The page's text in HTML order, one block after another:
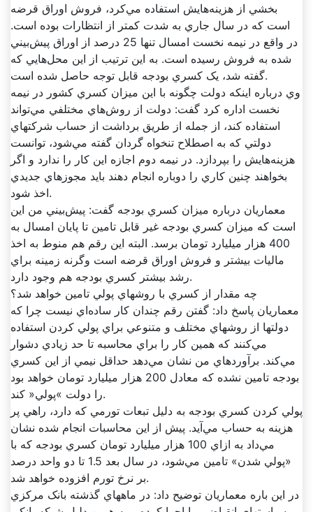
بخشي از هزينه‌هايش استفاده مي‌کرد، فروش اوراق قرضه
است که در سال جاري به شدت کمتر از انتظارات بوده است.
در واقع در نيمه نخست امسال تنها 25 درصد از اوراق پيش‌بيني
شده به فروش رسيده است. به اين ترتيب از اين محل‌هايي که
گفته شد، يک کسري بودجه قابل توجه حاصل شده است.
وي درباره اينکه دولت چگونه با اين ميزان کسري کشور در نيمه
نخست اداره کرد گفت: دولت از روش‌هاي مختلفي مي‌تواند
استفاده کند، از جمله از طريق برداشت از حساب شرکتهاي
دولتي که به اصطلاح تنخواه گردان گفته مي‌شود، توانست
هزينه‌هايش را بپردازد. در نيمه دوم اجازه اين کار را ندارد و اگر
بخواهند چنين کاري را دوباره انجام دهند بايد مجوزهاي جديدي
اخذ شود.
معماريان درباره ميزان کسري بودجه گفت: پيش‌بيني من اين
است که ميزان کسري بودجه غير قابل تامين تا پايان امسال به
400 هزار ميليارد تومان برسد. البته اين رقم هم منوط به اخذ
ماليات بيشتر و فروش اوراق قرضه است وگرنه زمينه براي
رشد بيشتر کسري بودجه هم وجود دارد.
چه مقدار از کسري با روشهاي پولي تامين خواهد شد؟
معماريان پاسخ داد: گفتن رقم چندان کار ساده‌اي نيست چرا که
دولتها از روشهاي مختلف و متنوعي براي پولي کردن استفاده
مي‌کنند که همين کار را براي محاسبه تا حد زيادي دشوار
مي‌کند. برآوردهاي من نشان مي‌دهد حداقل نيمي از اين کسري
بودجه تامين نشده که معادل 200 هزار ميليارد تومان خواهد بود
را دولت »پولي« کند.
پولي کردن کسري بودجه به دليل تبعات تورمي که دارد، راهي پر
هزينه به حساب مي‌آيد. پيش از اين محاسبات انجام شده نشان
مي‌داد به ازاي 100 هزار ميليارد تومان کسري بودجه که با
«پولي شدن» تامين مي‌شود، در سال بعد 1.5 تا دو واحد درصد
بر نرخ تورم افزوده خواهد شد.
در اين باره معماريان توضيح داد: در ماههاي گذشته بانک مرکزي